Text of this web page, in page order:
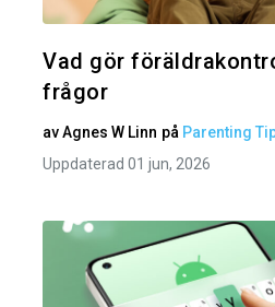
Vad gör
frågor
avAgnes W Linn på Parenting
Uppdaterad 01 jun, 2026